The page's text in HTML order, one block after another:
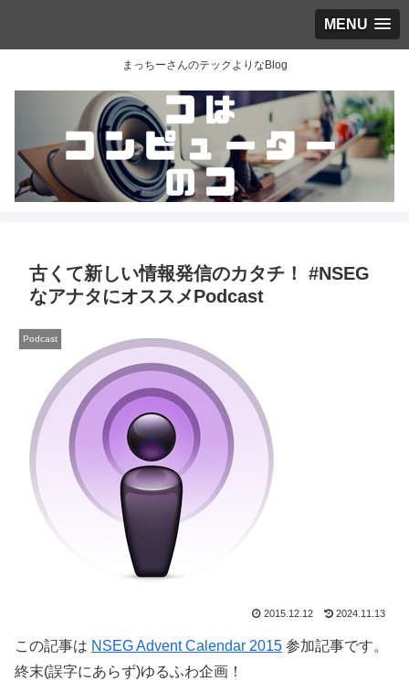
MENU
まっちーさんのテックよりなBlog
古くて新しい情報発信のカタチ！ #NSEG
なアナタにオススメPodcast
Podcast
2015.12.12 2024.11.13
この記事は NSEG Advent Calendar 2015 参加記事です。
終末(誤字にあらず)ゆるふわ企画！